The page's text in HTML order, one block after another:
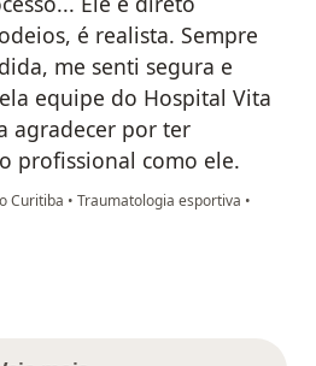
é realista. Sempre
me senti segura e
equipe do Hospital Vita
agradecer por ter
profissional como ele.
Curitiba • Traumatologia esportiva •